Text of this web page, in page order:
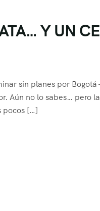
Y UN
sin planes por
Aún no lo sabes… pero
pocos […]